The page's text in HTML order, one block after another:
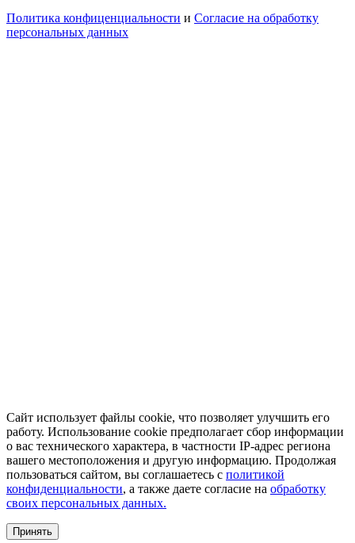
Политика конфиценциальности и Согласие на обработку
персональных данных
Сайт использует файлы cookie, что позволяет улучшить его
работу. Использование cookie предполагает сбор информации
о вас технического характера, в частности IP-адрес региона
вашего местоположения и другую информацию. Продолжая
пользоваться сайтом, вы соглашаетесь с политикой
конфиденциальности, а также даете согласие на обработку
своих персональных данных.
Принять